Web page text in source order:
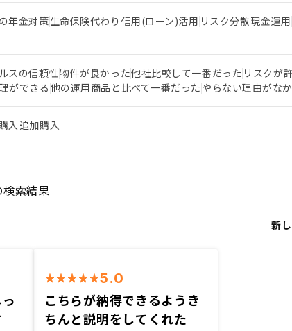
年金対策生命保険代わり 信用(ローン)活用 リスク分散現金運用
スの信頼性物件が良かった他社比較して一番だった リスクが
ができる他の運用商品と比べて一番だった やらない理由がな
入 追加購入
検索結果
新
5.0
こちらが納得できるようき
ちんと説明をしてくれた